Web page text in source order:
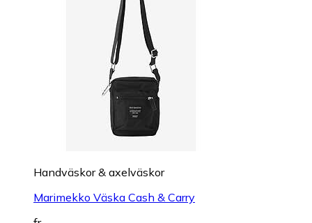
Handväskor & axelväskor
Marimekko Väska Cash & Carry